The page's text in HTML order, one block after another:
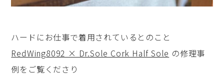
ハードにお仕事で着用されているとのこと
RedWing8092 × Dr.Sole Cork Half Sole の修理事
例をご覧くださり